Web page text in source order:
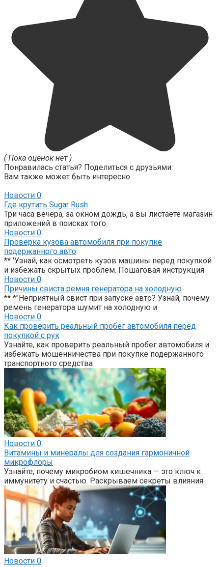
( Пока оценок нет )
Понравилась статья? Поделиться с друзьями:
Вам также может быть интересно
Новости 0
Где крутить Sugar Rush
Три часа вечера, за окном дождь, а вы листаете магазин
приложений в поисках того
Новости 0
Проверка кузова автомобиля при покупке
подержанного авто
** 'Узнай, как осмотреть кузов машины перед покупкой
и избежать скрытых проблем. Пошаговая инструкция
Новости 0
Причины свиста ремня генератора на холодную
** *"Неприятный свист при запуске авто? Узнай, почему
ремень генератора шумит на холодную и
Новости 0
Как проверить реальный пробег автомобиля перед
покупкой с рук
Узнайте, как проверить реальный пробег автомобиля и
избежать мошенничества при покупке подержанного
транспортного средства
Новости 0
Витамины и минералы для создания гармоничной
микрофлоры
Узнайте, почему микробиом кишечника — это ключ к
иммунитету и счастью. Раскрываем секреты влияния
Новости 0